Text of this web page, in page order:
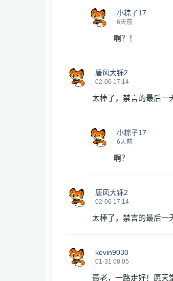
小粽子17
6天前
啊？！
唐风大铄2
02-06 17:14
太棒了，禁言的最后一
小粽子17
6天前
啊？
唐风大铄2
02-06 17:14
太棒了，禁言的最后一
kevin9030
01-31 08:05
聂老，一路走好！愿天